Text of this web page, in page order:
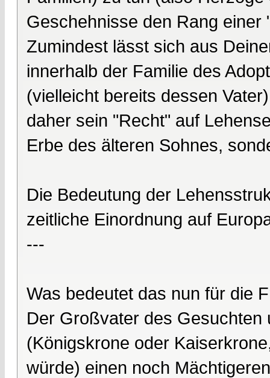
Geschehnisse den Rang
Zumindest lässt sich aus
innerhalb der Familie des
(vielleicht bereits dessen
daher sein "Recht" auf
Erbe des älteren Sohnes,
Die Bedeutung der
zeitliche Einordnung auf
---
Was bedeutet das nun für die
Der Großvater des Gesuchten
(Königskrone oder
würde) einen noch